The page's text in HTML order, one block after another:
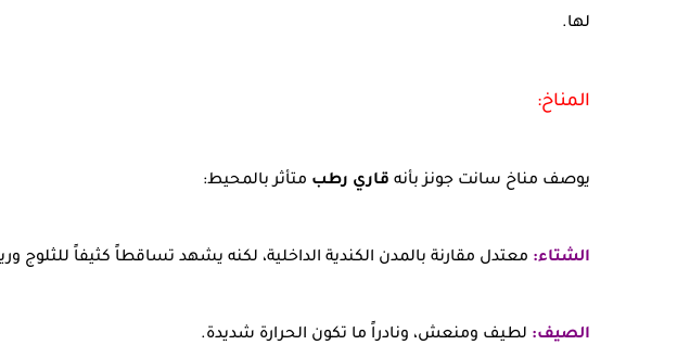
لها.
المناخ:
يوصف مناخ سانت جونز بأنه قاري رطب متأثر بالمحيط:
الشتاء: معتدل مقارنة بالمدن الكندية الداخلية، لكنه يشهد تساقطاً كثيفاً للثلوج
الصيف: لطيف ومنعش، ونادراً ما تكون الحرارة شديدة.